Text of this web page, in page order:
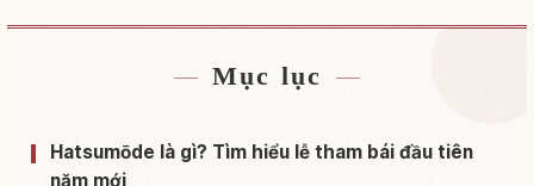
Tìm chỗ ở gần Nhật Bản
Tìm trải nghiệm tại Nhật Bản↗
Mục lục
Hatsumōde là gì? Tìm hiểu lễ tham bái đầu tiên
năm mới